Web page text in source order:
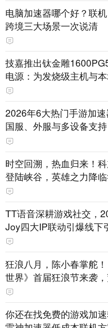
电脑加速器哪个好？联机
跨境三大场景一次说清
技嘉推出钛金雕
电源：为发烧级主机与
打造旗舰供电方案
2026年6大热门手游加速
国服、外服与多设备支持
时空回溯，热血归来！
登陆峡谷，英雄之力降
斗！
TT语音深耕游戏社交，
Joy四大IP联动引爆线下
狂浪八月，陈小春掌舵
世界》首届狂浪节来袭
直播即将开启
你还在找免费的游戏加